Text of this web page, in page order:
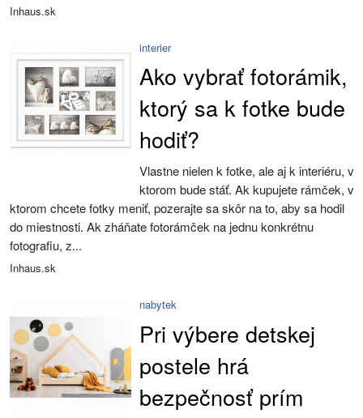
Inhaus.sk
interier
Ako vybrať fotorámik,
ktorý sa k fotke bude
hodiť?
Vlastne nielen k fotke, ale aj k interiéru, v
ktorom bude stáť. Ak kupujete rámček, v
ktorom chcete fotky meniť, pozerajte sa skôr na to, aby sa hodil
do miestnosti. Ak zháňate fotorámček na jednu konkrétnu
fotografiu, z...
Inhaus.sk
nabytek
Pri výbere detskej
postele hrá
bezpečnosť prím